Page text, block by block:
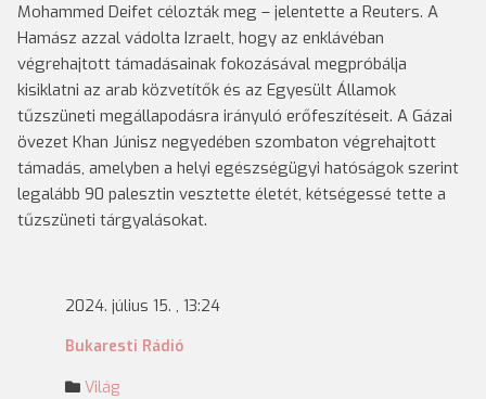
Mohammed Deifet célozták meg – jelentette a Reuters. A
Hamász azzal vádolta Izraelt, hogy az enklávéban
végrehajtott támadásainak fokozásával megpróbálja
kisiklatni az arab közvetítők és az Egyesült Államok
tűzszüneti megállapodásra irányuló erőfeszítéseit. A Gázai
övezet Khan Júnisz negyedében szombaton végrehajtott
támadás, amelyben a helyi egészségügyi hatóságok szerint
legalább 90 palesztin vesztette életét, kétségessé tette a
tűzszüneti tárgyalásokat.
2024. július 15. , 13:24
Bukaresti Rádió
Világ